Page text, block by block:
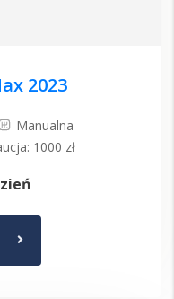
2023
Manualna
1000 zł